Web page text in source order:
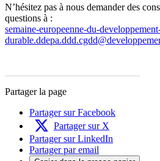
N’hésitez pas à nous demander des
questions à :
semaine-europeenne-du-
Partager la page
Partager sur Facebook
Partager sur X
Partager sur LinkedIn
Partager par email